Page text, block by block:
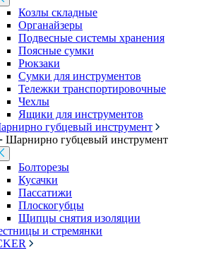
Козлы складные
Органайзеры
Подвесные системы хранения
Поясные сумки
Рюкзаки
Сумки для инструментов
Тележки транспортировочные
Чехлы
Ящики для инструментов
губцевый инструмент
Шарнирно губцевый инструмент
Болторезы
Кусачки
Пассатижи
Плоскогубцы
Щипцы снятия изоляции
и стремянки